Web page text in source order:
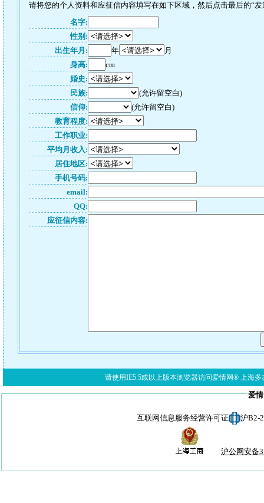
请将您的个人资料和应征信内容填写在如下区域，然后点击最后的“
名字:
性别:
出生年月:
年
月
身高:
cm
婚史:
民族:
(允许留空白)
信仰:
(允许留空白)
教育程度:
工作职业:
平均月收入:
居住地区:
手机号码:
email:
QQ:
应征信内容:
请使用IE5.5或以上版本浏览器访问爱情网® 上海多
爱
互联网信息服务经营许可证 沪B2-
沪公网安备